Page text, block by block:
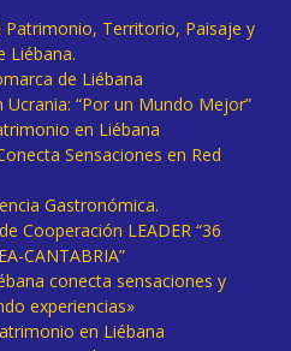
Patrimonio, Territorio, Paisaje y
Liébana.
de Liébana
“Por un Mundo Mejor”
en Liébana
Sensaciones en Red
Gastronómica.
Cooperación LEADER “36
CANTABRIA”
conecta sensaciones y
experiencias»
en Liébana